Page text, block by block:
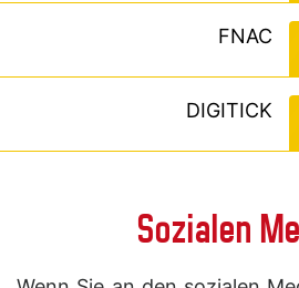
FNAC
DIGITICK
Sozialen